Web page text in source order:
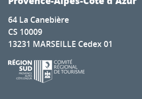
64 La Canebière
CS 10009
13231 MARSEILLE Cedex 01